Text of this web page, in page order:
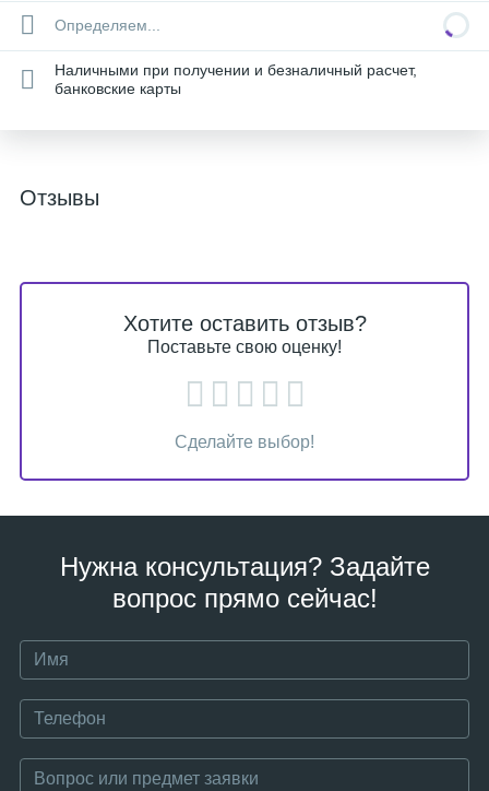
Определяем...
Наличными при получении и безналичный расчет,
банковские карты
Отзывы
Хотите оставить отзыв?
Поставьте свою оценку!
Сделайте выбор!
Нужна консультация? Задайте
вопрос прямо сейчас!